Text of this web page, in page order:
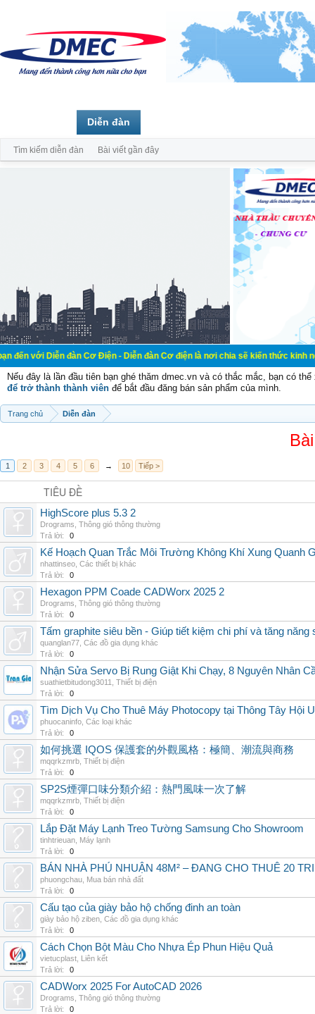
đàn Cơ Điện - Diễn đàn Cơ điện là nơi chia sẽ kiến thức kinh nghiệm
Nếu đây là lần đầu tiên bạn ghé thăm dmec.vn và có thắc mắc, bạn có
để trở thành thành viên để bắt đầu đăng bán sản phẩm của mình.
Trang chủ Diễn đàn
1 2 3 4 5 6 → 10 Tiếp >
TIÊU ĐỀ
HighScore plus 5.3 2
Drograms Thông gió thông thường
Trả lời:
0
Kế Hoạch Quan Trắc Môi Trường Không Khí Xung Quanh
nhattinseo Các thiết bị khác
Trả lời:
0
Hexagon PPM Coade CADWorx 2025 2
Drograms Thông gió thông thường
Trả lời:
0
Tấm graphite siêu bền - Giúp tiết kiệm chi phí và tăng năng
quanglan77 Các đồ gia dụng khác
Trả lời:
0
Nhận Sửa Servo Bị Rung Giật Khi Chạy, 8 Nguyên Nhân
suathietbitudong3011
Thiết bị điện
Trả lời:
0
Tìm Dịch Vụ Cho Thuê Máy Photocopy tại Thông Tây Hội
phuocaninfo Các loại khác
Trả lời:
0
如何挑選 IQOS 保護套的外觀風格：極簡、潮流與商務
mqqrkzmrb Thiết bị điện
Trả lời:
0
SP2S煙彈口味分類介紹：熱門風味一次了解
mqqrkzmrb Thiết bị điện
Trả lời:
0
Lắp Đặt Máy Lạnh Treo Tường Samsung Cho Showroom
tinhtrieuan Máy lạnh
Trả lời:
0
BÁN NHÀ PHÚ NHUẬN 48M² – ĐANG CHO THUÊ 20
phuongchau Mua bán nhà đất
Trả lời:
0
Cấu tạo của giày bảo hộ chống đinh an toàn
giày bảo hộ ziben Các đồ gia dụng khác
Trả lời:
0
Cách Chọn Bột Màu Cho Nhựa Ép Phun Hiệu Quả
vietucplast Liên kết
Trả lời:
0
CADWorx 2025 For AutoCAD 2026
Drograms Thông gió thông thường
Trả lời:
0
Diễn đàn
Tìm kiếm diễn đàn Bài viết gần đây